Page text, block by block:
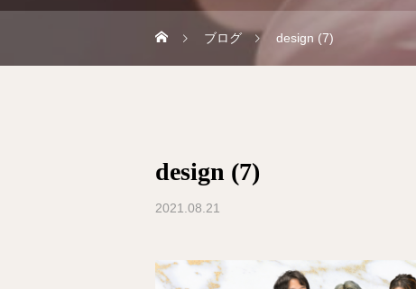
ブログ design (7)
design (7)
2021.08.21